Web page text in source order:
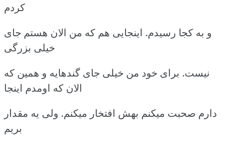
کردم
و به کجا رسیدم. اینجایی هم که من الان هستم جای
خیلی بزرگی
نیست. برای خود من خیلی جای گندهایه و همین که
الان که اومدم اینجا
دارم صحبت میکنم بهش افتخار میکنم. ولی یه مقدار
بریم